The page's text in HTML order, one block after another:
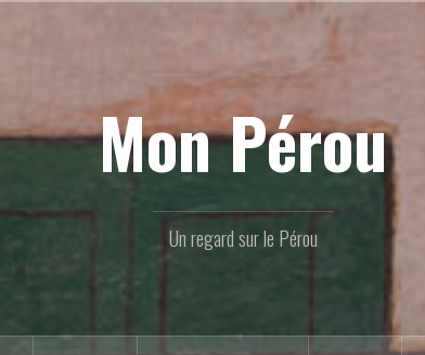
Mon Pérou
Un regard sur le Pérou